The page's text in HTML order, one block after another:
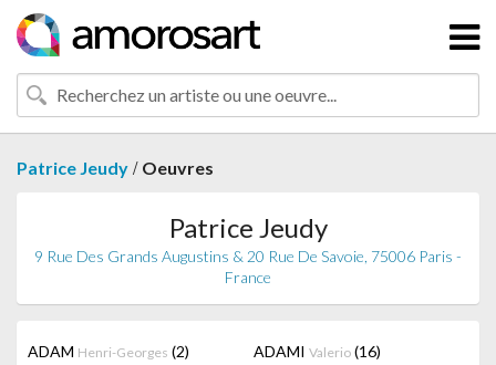
Patrice Jeudy / Oeuvres
Patrice Jeudy
9 Rue Des Grands Augustins & 20 Rue De Savoie, 75006 Paris -
France
ADAM Henri-Georges (2) ADAMI Valerio (16)